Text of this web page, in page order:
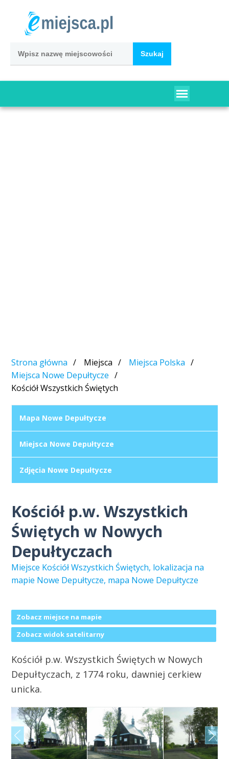
Strona główna Miejsca
Miejsca Polska
Miejsca Nowe Depułtycze
Kościół Wszystkich Świętych
Mapa Nowe Depułtycze
Miejsca Nowe Depułtycze
Zdjęcia Nowe Depułtycze
Kościół p.w. Wszystkich
Świętych w Nowych
Depułtyczach
Miejsce Kościół Wszystkich Świętych, lokalizacja na
mapie Nowe Depułtycze, mapa Nowe Depułtycze
Zobacz miejsce na mapie
Zobacz widok satelitarny
Kościół p.w. Wszystkich Świętych w Nowych
Depułtyczach, z 1774 roku, dawniej cerkiew
unicka.